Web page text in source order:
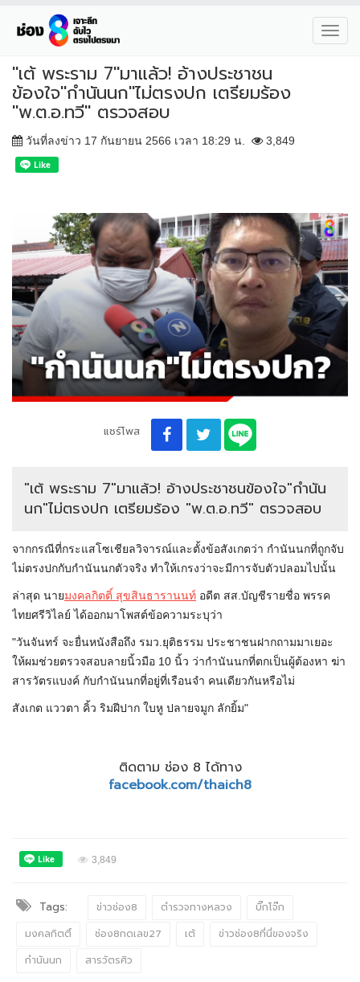
"เต้ พระราม 7"มาแล้ว! อ้างประชาชน
ข้องใจ"กำนันนก"ไม่ตรงปก เตรียมร้อง
"พ.ต.อ.ทวี" ตรวจสอบ
วันที่ลงข่าว 17 กันยายน 2566 เวลา 18:29 น. 3,849
แชร์โพส
"เต้ พระราม 7"มาแล้ว! อ้างประชาชนข้องใจ"กำนัน
นก"ไม่ตรงปก เตรียมร้อง "พ.ต.อ.ทวี" ตรวจสอบ
จากกรณีที่กระแสโซเชียลวิจารณ์และตั้งข้อสังเกตว่า กำนันนกที่ถูกจับ
ไม่ตรงปกกับกำนันนกตัวจริง ทำให้เกรงว่าจะมีการจับตัวปลอมไปนั้น
ล่าสุด นายมงคลกิตติ์ สุขสินธารานนท์ อดีต สส.บัญชีรายชื่อ พรรค
ไทยศรีวิไลย์ ได้ออกมาโพสต์ข้อความระบุว่า
"วันจันทร์ จะยื่นหนังสือถึง รมว.ยุติธรรม ประชาชนฝากถามมาเยอะ
ให้ผมช่วยตรวจสอบลายนิ้วมือ 10 นิ้ว ว่ากำนันนกที่ตกเป็นผู้ต้องหา ฆ่า
สารวัตรแบงค์ กับกำนันนกที่อยู่ที่เรือนจำ คนเดียวกันหรือไม่
สังเกต แววตา คิ้ว ริมฝีปาก ใบหู ปลายจมูก ลักยิ้ม"
ติดตาม ช่อง 8 ได้ทาง
facebook.com/thaich8
3,849
Tags: ข่าวช่อง8 ตำรวจทางหลวง
บิ๊กโจ๊ก
มงคลกิตติ์
ช่อง8กดเลข27 เต้
ข่าวช่อง8ที่นี่ของจริง
กำนันนก
สารวัตรศิว